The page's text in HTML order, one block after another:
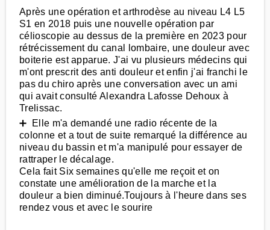
Après une opération et arthrodèse au niveau L4 L5
S1 en 2018 puis une nouvelle opération par
célioscopie au dessus de la première en 2023 pour
rétrécissement du canal lombaire, une douleur avec
boiterie est apparue. J'ai vu plusieurs médecins qui
m'ont prescrit des anti douleur et enfin j'ai franchi le
pas du chiro après une conversation avec un ami
qui avait consulté Alexandra Lafosse Dehoux à
Trelissac.
➕ Elle m'a demandé une radio récente de la
colonne et a tout de suite remarqué la différence au
niveau du bassin et m'a manipulé pour essayer de
rattraper le décalage.
Cela fait Six semaines qu'elle me reçoit et on
constate une amélioration de la marche et la
douleur a bien diminué.Toujours à l'heure dans ses
rendez vous et avec le sourire